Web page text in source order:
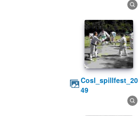
cosl_spillfest_2011
49